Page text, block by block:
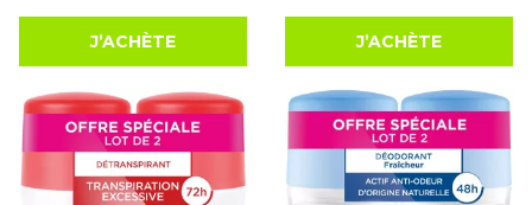
J’ACHÈTE J’ACHÈTE